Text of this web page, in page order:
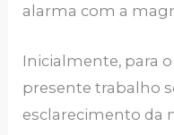
alarma com a
Inicialmente, para
presente trabalho
esclarecimento da